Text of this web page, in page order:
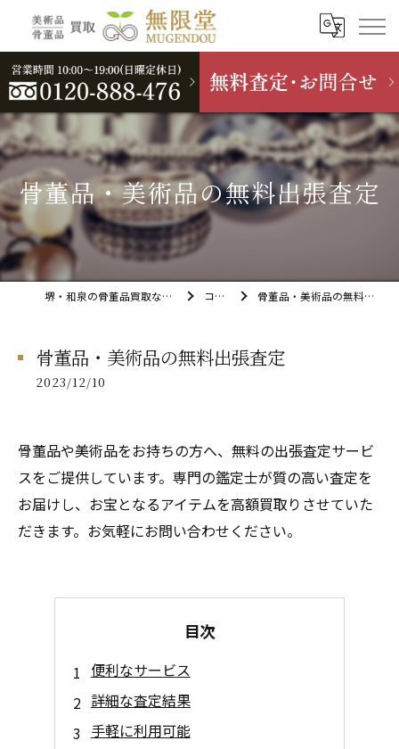
骨董品・美術品の無料出張査定
堺・和泉の骨董品買取なら無限堂 コラム 骨董品・美術品の無料出張査定
骨董品・美術品の無料出張査定
2023/12/10
骨董品や美術品をお持ちの方へ、無料の出張査定サービ
スをご提供しています。専門の鑑定士が質の高い査定を
お届けし、お宝となるアイテムを高額買取りさせていた
だきます。お気軽にお問い合わせください。
目次
便利なサービス
詳細な査定結果
手軽に利用可能